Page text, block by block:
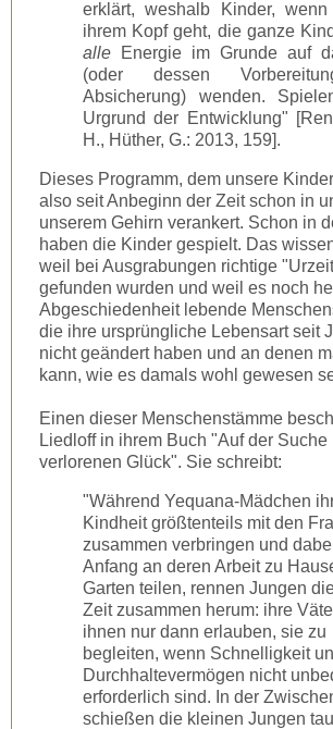
erklärt, weshalb Kinder,
ihrem Kopf geht, die ganze
alle Energie im Grunde auf
(oder dessen
Absicherung) wenden.
Urgrund der Entwicklung"
H., Hüther, G.: 2013, 159].
Dieses Programm, dem unsere
also seit Anbeginn der Zeit schon in
unserem Gehirn verankert. Schon in
haben die Kinder gespielt. Das
weil bei Ausgrabungen richtige
gefunden wurden und weil es noch
Abgeschiedenheit lebende
die ihre ursprüngliche Lebensart seit
nicht geändert haben und an denen
kann, wie es damals wohl gewesen
Einen dieser Menschenstämme
Liedloff in ihrem Buch "Auf der Suche
verlorenen Glück". Sie schreibt:
"Während Yequana-Mädchen
Kindheit größtenteils mit den
zusammen verbringen und
Anfang an deren Arbeit zu
Garten teilen, rennen Jungen
Zeit zusammen herum: ihre
ihnen nur dann erlauben, sie zu
begleiten, wenn Schnelligkeit
Durchhaltevermögen nicht
erforderlich sind. In der
schießen die kleinen Jungen